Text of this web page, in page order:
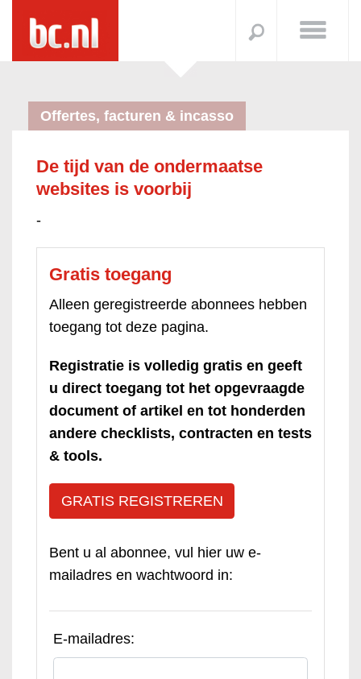
Offertes, facturen & incasso
De tijd van de ondermaatse
websites is voorbij
-
Gratis toegang
Alleen geregistreerde abonnees hebben
toegang tot deze pagina.
Registratie is volledig gratis en geeft
u direct toegang tot het opgevraagde
document of artikel en tot honderden
andere checklists, contracten en tests
& tools.
GRATIS REGISTREREN
Bent u al abonnee, vul hier uw e-
mailadres en wachtwoord in:
E-mailadres: